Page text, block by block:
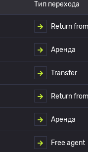
Тип перехода
Return
Аренда
Transfer
Return
Аренда
Free agent